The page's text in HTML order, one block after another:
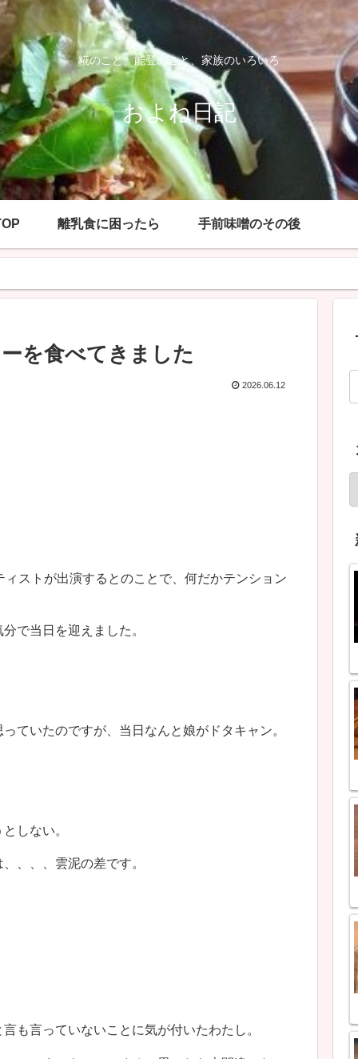
糀のこと、能登のこと、家族のいろいろ
およね日記
離乳食に困ったら 手前味噌のその後
を食べてきました
2026.06.12
ストが出演するとのことで、何だかテンション
で当日を迎えました。
ていたのですが、当日なんと娘がドタキャン。
しない。
、、、雲泥の差です。
も言っていないことに気が付いたわたし。